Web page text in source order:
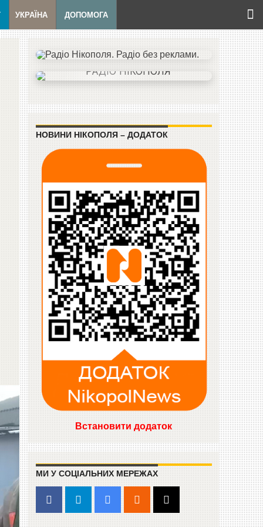
УКРАЇНА ДОПОМОГА
НОВИНИ НІКОПОЛЯ – ДОДАТОК
Встановити додаток
МИ У СОЦІАЛЬНИХ МЕРЕЖАХ